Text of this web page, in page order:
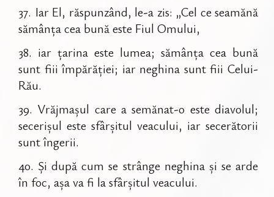
37. Iar El, răspunzând, le-a zis: „Cel ce seamănă
sămânța cea bună este Fiul Omului,
38. iar țarina este lumea; sămânța cea bună
sunt fiii împărăției; iar neghina sunt fiii Celui-
Rău.
39. Vrăjmașul care a semănat-o este diavolul;
secerișul este sfârșitul veacului, iar secerătorii
sunt îngerii.
40. Și după cum se strânge neghina și se arde
în foc, așa va fi la sfârșitul veacului.